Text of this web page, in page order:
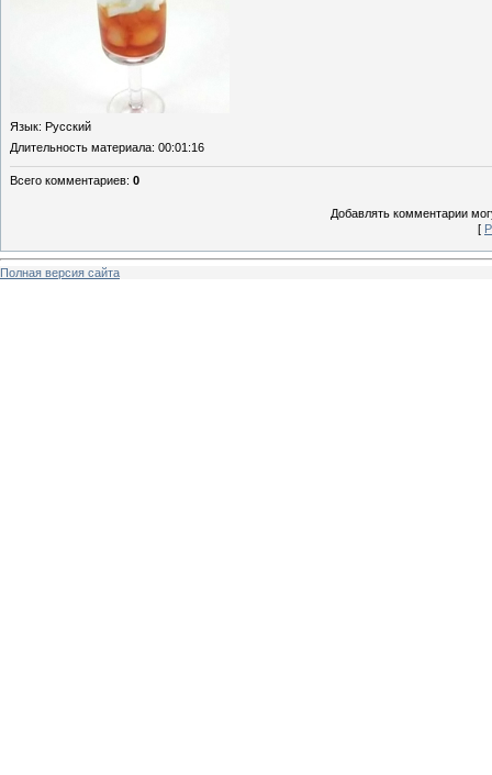
Язык: Русский
Длительность материала: 00:01:16
Всего комментариев: 0
Добавлять комментарии
[
Полная версия сайта